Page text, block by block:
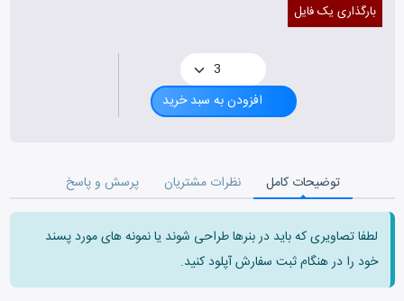
بارگذاری یک فایل
افزودن به سبد خرید
توضیحات کامل نظرات مشتریان پرسش و پاسخ
لطفا تصاویری که باید در بنرها طراحی شوند یا نمونه های مورد پسند
خود را در هنگام ثبت سفارش آپلود کنید.